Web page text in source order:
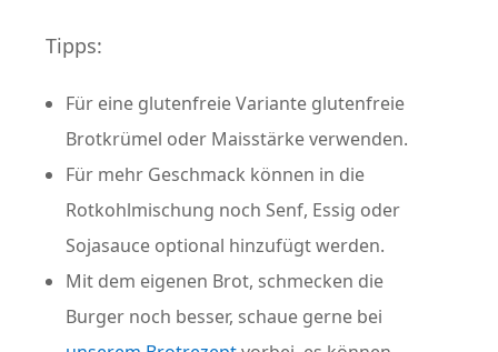
Tipps:
Für eine glutenfreie Variante glutenfreie
Brotkrümel oder Maisstärke verwenden.
Für mehr Geschmack können in die
Rotkohlmischung noch Senf, Essig oder
Sojasauce optional hinzufügt werden.
Mit dem eigenen Brot, schmecken die
Burger noch besser, schaue gerne bei